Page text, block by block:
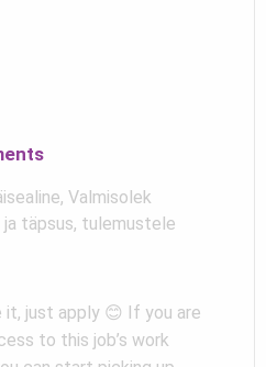
Valmisolek
täpsus, tulemustele
it, just apply 😊 If you are
to this job’s work